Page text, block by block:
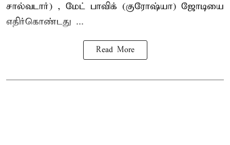
சால்வடார்) , மேட் பாவிக் (குரோஷ்யா) ஜோடியை
எதிர்கொண்டது ...
Read More